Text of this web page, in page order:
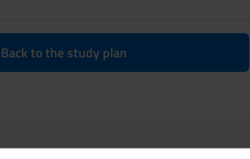
Back to the study plan